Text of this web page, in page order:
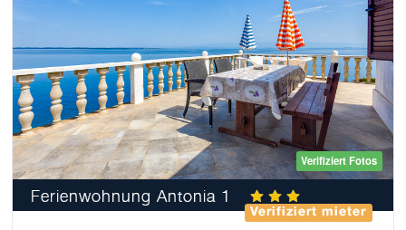
Verifiziert Fotos
Ferienwohnung Antonia 1
Verifiziert mieter